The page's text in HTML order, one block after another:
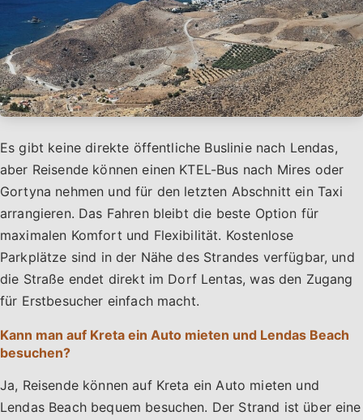
Es gibt keine direkte öffentliche Buslinie nach Lendas,
aber Reisende können einen KTEL-Bus nach Mires oder
Gortyna nehmen und für den letzten Abschnitt ein Taxi
arrangieren. Das Fahren bleibt die beste Option für
maximalen Komfort und Flexibilität. Kostenlose
Parkplätze sind in der Nähe des Strandes verfügbar, und
die Straße endet direkt im Dorf Lentas, was den Zugang
für Erstbesucher einfach macht.
Kann man auf Kreta ein Auto mieten und Lendas Beach
besuchen?
Ja, Reisende können auf Kreta ein Auto mieten und
Lendas Beach bequem besuchen. Der Strand ist über eine